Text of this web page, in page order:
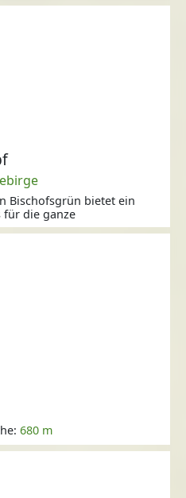
Bischofsgrün bietet ein
für die ganze
680 m